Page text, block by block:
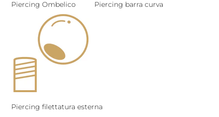
Piercing Ombelico Piercing barra curva
Piercing filettatura esterna